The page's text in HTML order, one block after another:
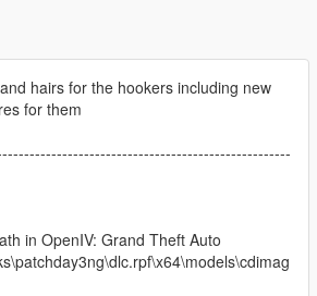
hairs for the hookers including new
for them
in OpenIV: Grand Theft Auto